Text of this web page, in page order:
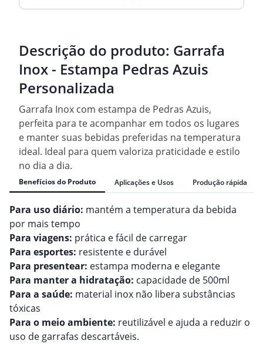
Descrição do produto: Garrafa
Inox - Estampa Pedras Azuis
Personalizada
Garrafa Inox com estampa de Pedras Azuis,
perfeita para te acompanhar em todos os lugares
e manter suas bebidas preferidas na temperatura
ideal. Ideal para quem valoriza praticidade e estilo
no dia a dia.
Benefícios do Produto Aplicações e Usos Produção rápida
Para uso diário: mantém a temperatura da bebida
por mais tempo
Para viagens: prática e fácil de carregar
Para esportes: resistente e durável
Para presentear: estampa moderna e elegante
Para manter a hidratação: capacidade de 500ml
Para a saúde: material inox não libera substâncias
tóxicas
Para o meio ambiente: reutilizável e ajuda a reduzir o
uso de garrafas descartáveis.